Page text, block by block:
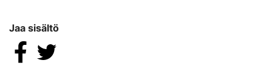
Jaa sisältö
Jaa Facebookissa
Jaa Twitterissä